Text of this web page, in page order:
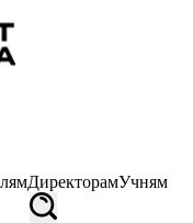
ДиректорамУчням